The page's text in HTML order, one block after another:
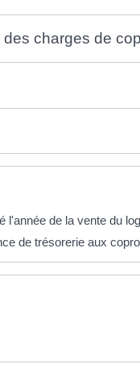
charges de
l'année de la vente du
de trésorerie aux